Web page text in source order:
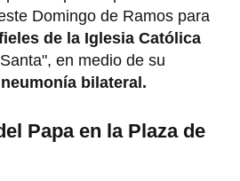
Domingo de Ramos para
de la Iglesia Católica
en medio de su
neumonía bilateral.
Papa en la Plaza de